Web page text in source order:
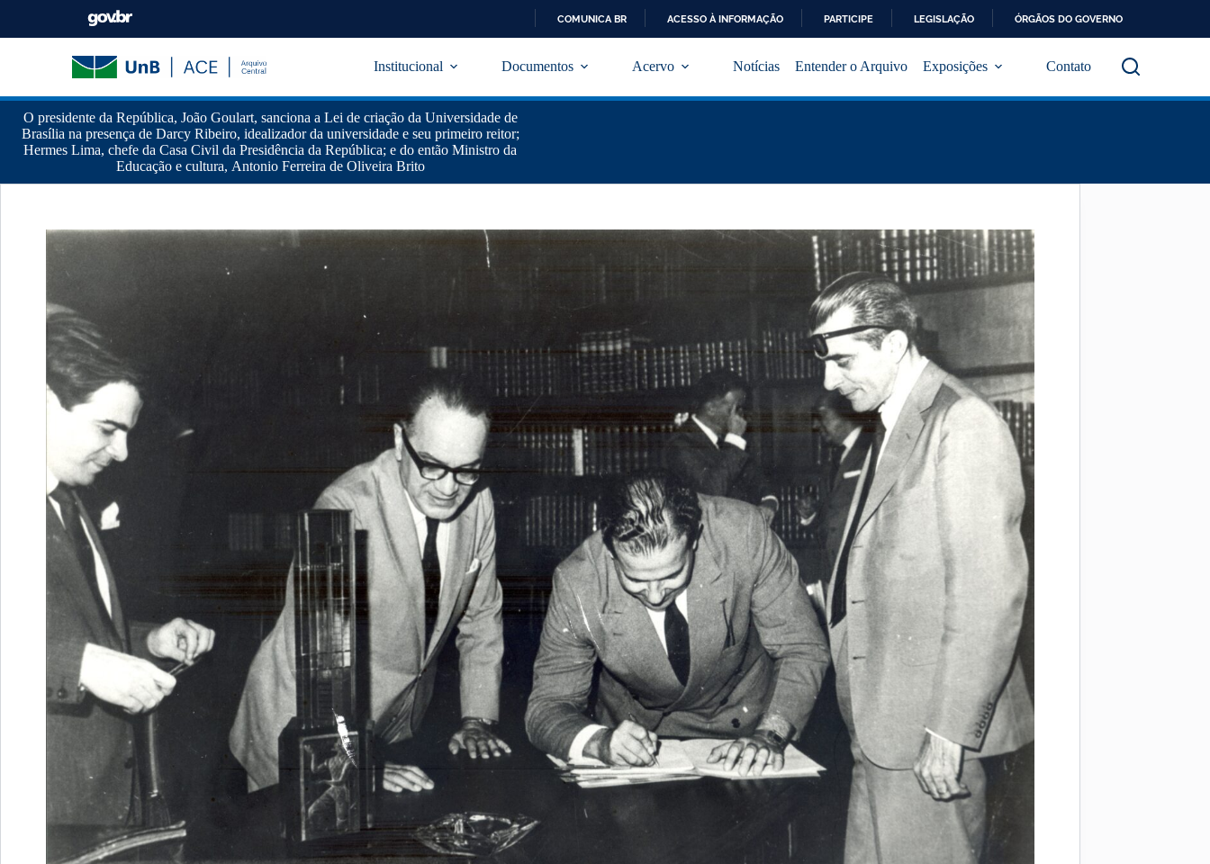
A
COMUNICA BR ACESSO À INFORMAÇÃO PARTICIPE LEGISLAÇÃO ÓRGÃOS DO GOVERNO
Institucional Documentos Acervo Notícias Entender o Arquivo Exposições Contato
O presidente da República, João Goulart, sanciona a Lei de criação da Universidade de
Brasília na presença de Darcy Ribeiro, idealizador da universidade e seu primeiro reitor;
Hermes Lima, chefe da Casa Civil da Presidência da República; e do então Ministro da
Educação e cultura, Antonio Ferreira de Oliveira Brito